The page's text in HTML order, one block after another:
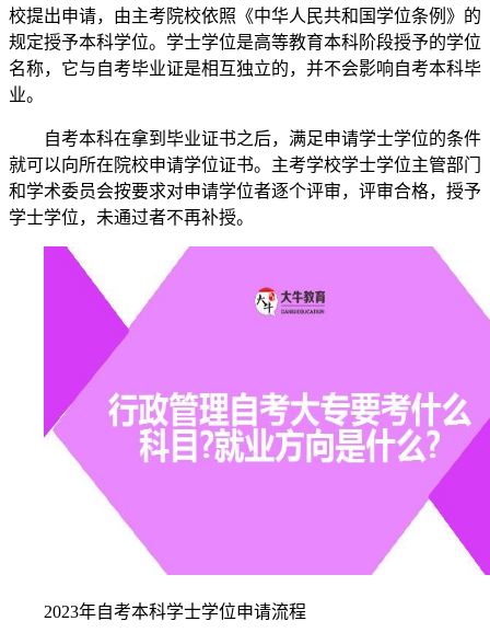
校提出申请，由主考院校依照《中华人民共和国学位条例》的
规定授予本科学位。学士学位是高等教育本科阶段授予的学位
名称，它与自考毕业证是相互独立的，并不会影响自考本科毕
业。
自考本科在拿到毕业证书之后，满足申请学士学位的条件
就可以向所在院校申请学位证书。主考学校学士学位主管部门
和学术委员会按要求对申请学位者逐个评审，评审合格，授予
学士学位，未通过者不再补授。
2023年自考本科学士学位申请流程